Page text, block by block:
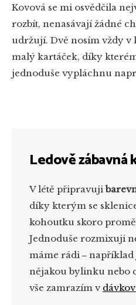
Kovová se mi osvědčila
rozbít, nenasávají žádné
udržují. Dvě nosím vždy v
malý kartáček, díky
jednoduše vypláchnu
Ledově
V létě připravuji
díky kterým se
kohoutku skoro
Jednoduše rozmixuji
máme rádi ‒ například
nějakou bylinku nebo
vše zamrazím v